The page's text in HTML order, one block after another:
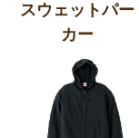
スウェットパー
カー